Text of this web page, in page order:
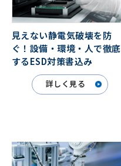
見えない静電気破壊を防
ぐ！設備・環境・人で徹底
するESD対策書込み
詳しく見る